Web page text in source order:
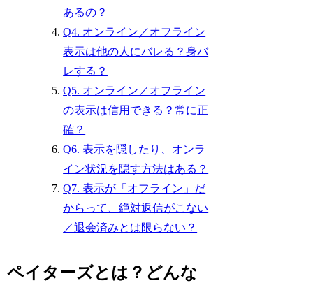
あるの？
Q4. オンライン／オフライン
表示は他の人にバレる？身バ
レする？
Q5. オンライン／オフライン
の表示は信用できる？常に正
確？
Q6. 表示を隠したり、オンラ
イン状況を隠す方法はある？
Q7. 表示が「オフライン」だ
からって、絶対返信がこない
／退会済みとは限らない？
ペイターズとは？どんな